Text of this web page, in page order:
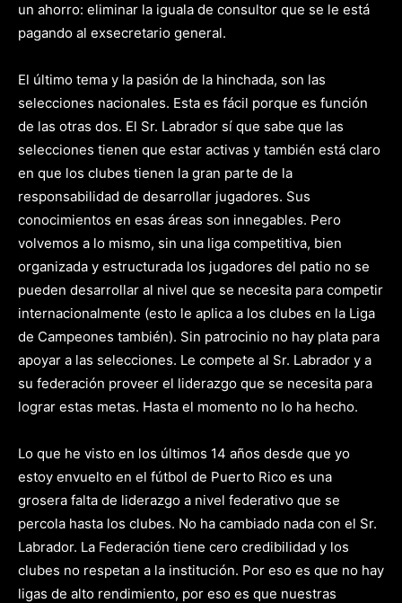
un ahorro: eliminar la iguala de consultor que se le está
pagando al exsecretario general.
El último tema y la pasión de la hinchada, son las
selecciones nacionales. Esta es fácil porque es función
de las otras dos. El Sr. Labrador sí que sabe que las
selecciones tienen que estar activas y también está claro
en que los clubes tienen la gran parte de la
responsabilidad de desarrollar jugadores. Sus
conocimientos en esas áreas son innegables. Pero
volvemos a lo mismo, sin una liga competitiva, bien
organizada y estructurada los jugadores del patio no se
pueden desarrollar al nivel que se necesita para competir
internacionalmente (esto le aplica a los clubes en la Liga
de Campeones también). Sin patrocinio no hay plata para
apoyar a las selecciones. Le compete al Sr. Labrador y a
su federación proveer el liderazgo que se necesita para
lograr estas metas. Hasta el momento no lo ha hecho.
Lo que he visto en los últimos 14 años desde que yo
estoy envuelto en el fútbol de Puerto Rico es una
grosera falta de liderazgo a nivel federativo que se
percola hasta los clubes. No ha cambiado nada con el Sr.
Labrador. La Federación tiene cero credibilidad y los
clubes no respetan a la institución. Por eso es que no hay
ligas de alto rendimiento, por eso es que nuestras